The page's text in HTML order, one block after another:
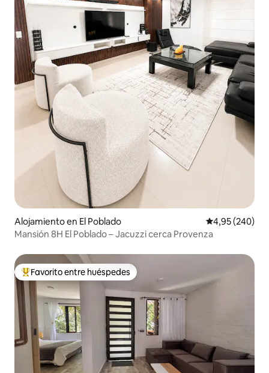
Alojamiento en El Poblado Calificación
4,95 (240)
Mansión 8H El Poblado – Jacuzzi cerca Provenza
Favorito entre los huéspedes más destacados
Favorito entre huéspedes